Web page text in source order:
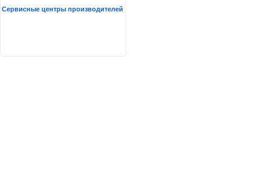
Сервисные центры производителей